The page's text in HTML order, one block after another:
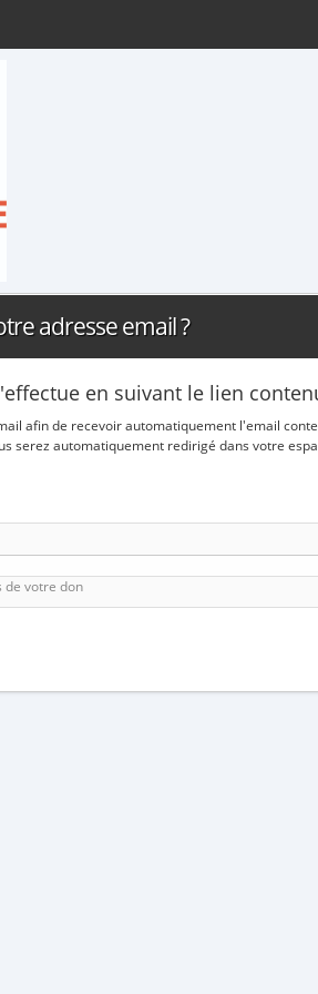
adresse email ?
en suivant le lien
afin de recevoir automatiquement l'email
serez automatiquement redirigé dans votre
de votre don